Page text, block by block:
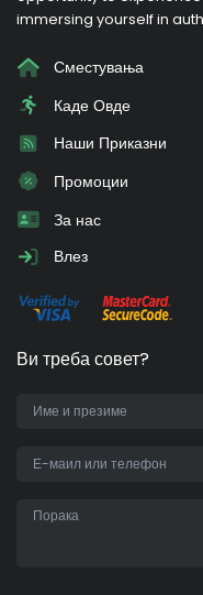
immersing yourself in
Сместувања
Каде Овде
Наши Приказни
Промоции
За нас
Влез
Ви треба совет?